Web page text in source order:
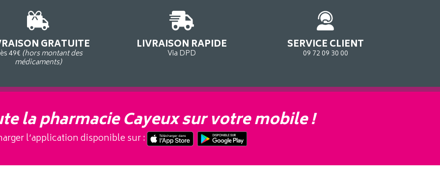
GRATUITE
49€(hors montant des
médicaments)
LIVRAISON RAPIDE
Via DPD
SERVICE CLIENT
09 72 09 30 00
la pharmacie Cayeux sur votre mobile !
l’application disponible sur :